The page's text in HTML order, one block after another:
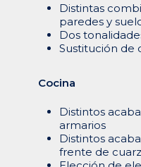
Distintas
paredes y
Dos
Sustitución de
Cocina
Distintos
armarios
Distintos
frente de